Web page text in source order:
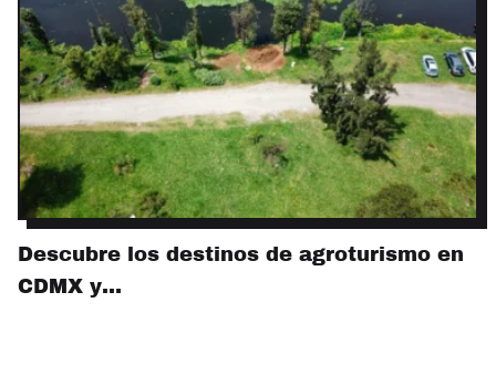
Descubre los destinos de agroturismo en
CDMX y…